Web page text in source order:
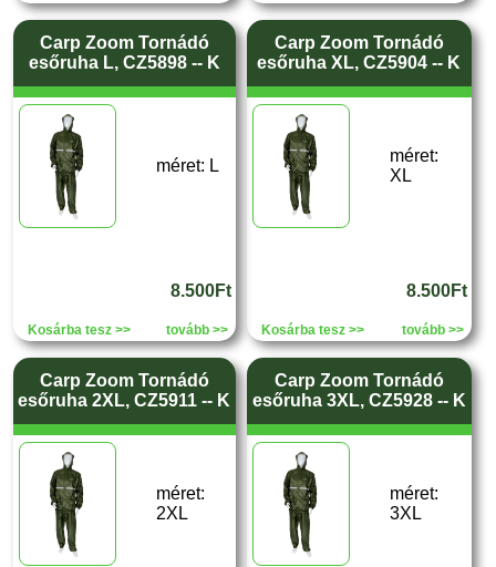
Carp Zoom Tornádó
esőruha L, CZ5898 -- K
méret: L
8.500Ft
Kosárba tesz >> tovább >>
Carp Zoom Tornádó
esőruha XL, CZ5904 -- K
méret:
XL
8.500Ft
Kosárba tesz >> tovább >>
Carp Zoom Tornádó
esőruha 2XL, CZ5911 -- K
méret:
2XL
Carp Zoom Tornádó
esőruha 3XL, CZ5928 -- K
méret:
3XL